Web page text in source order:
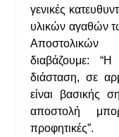
γενικές
υλικών αγαθών
Αποστολικών
διαβάζουμε:
διάσταση, σε
είναι βασικής
αποστολή
προφητικές”.